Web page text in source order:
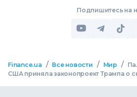
Подпишитесь на
Finance.ua / Все новости / Мир /
США приняла законопроект Трампа о